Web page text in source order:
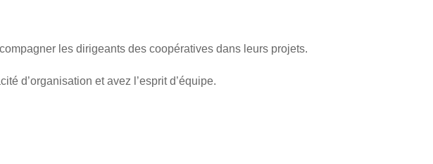
les dirigeants des coopératives dans leurs projets.
d’organisation et avez l’esprit d’équipe.